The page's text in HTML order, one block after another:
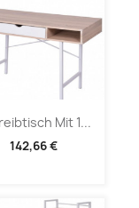
Mit 1...
142,66 €